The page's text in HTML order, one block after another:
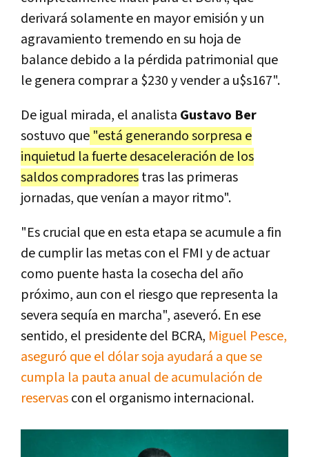
derivará solamente en mayor emisión y un
agravamiento tremendo en su hoja de
balance debido a la pérdida patrimonial que
le genera comprar a $230 y vender a u$s167".
De igual mirada, el analista Gustavo Ber
sostuvo que "está generando sorpresa e
inquietud la fuerte desaceleración de los
saldos compradorestras las primeras
jornadas, que venían a mayor ritmo".
"Es crucial que en esta etapa se acumule a fin
de cumplir las metas con el FMI y de actuar
como puente hasta la cosecha del año
próximo, aun con el riesgo que representa la
severa sequía en marcha", aseveró. En ese
sentido, el presidente del BCRA, Miguel Pesce,
aseguró que el dólar soja ayudará a que se
cumpla la pauta anual de acumulación de
reservascon el organismo internacional.